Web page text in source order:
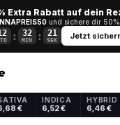
Extra Rabatt auf dein
und sichere dir 50%
: 32
MIN : 20
SEK Jetzt
€
INDICA
6,52 €
HYBRID
6,46 €